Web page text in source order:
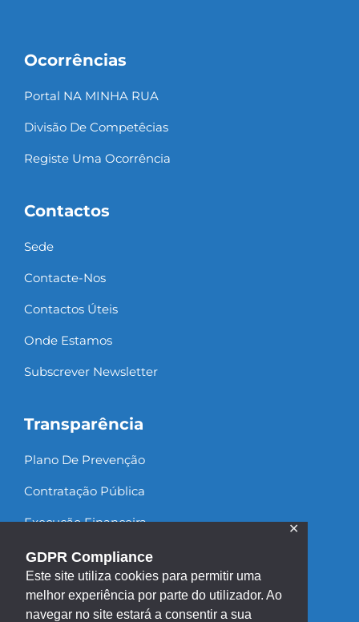
GDPR Compliance
Este site utiliza cookies para permitir uma
melhor experiência por parte do utilizador. Ao
navegar no site estará a consentir a sua
✕
Ocorrências
Portal NA MINHA RUA
Divisão De Competêcias
Registe Uma Ocorrência
Contactos
Sede
Contacte-Nos
Contactos Úteis
Onde Estamos
Subscrever Newsletter
Transparência
Plano De Prevenção
Contratação Pública
Execução Financeira
Recursos Humanos